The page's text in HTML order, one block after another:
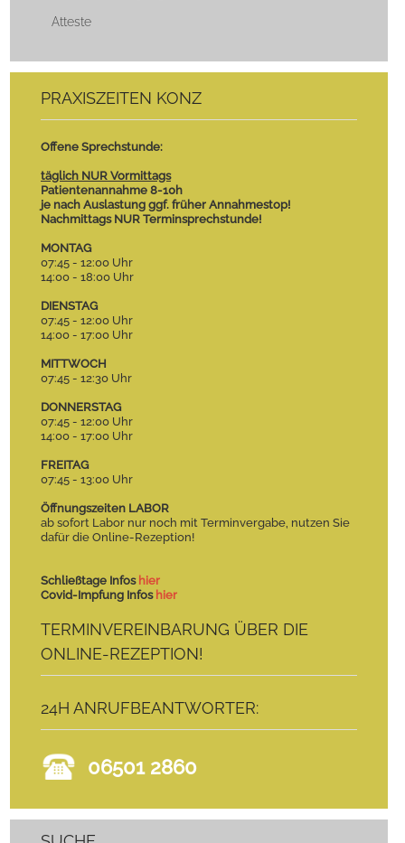
Atteste
PRAXISZEITEN KONZ
Offene Sprechstunde:
täglich NUR Vormittags
Patientenannahme 8-10h
je nach Auslastung ggf. früher Annahmestop!
Nachmittags NUR Terminsprechstunde!
MONTAG
07:45 - 12:00 Uhr
14:00 - 18:00 Uhr
DIENSTAG
07:45 - 12:00 Uhr
14:00 - 17:00 Uhr
MITTWOCH
07:45 - 12:30 Uhr
DONNERSTAG
07:45 - 12:00 Uhr
14:00 - 17:00 Uhr
FREITAG
07:45 - 13:00 Uhr
Öffnungszeiten LABOR
ab sofort Labor nur noch mit Terminvergabe, nutzen Sie
dafür die Online-Rezeption!
Schließtage Infos hier
Covid-Impfung Infos hier
TERMINVEREINBARUNG ÜBER DIE
ONLINE-REZEPTION!
24H ANRUFBEANTWORTER:
06501 2860